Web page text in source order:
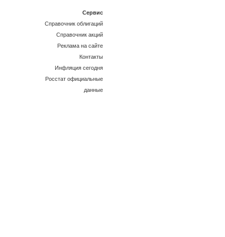
Сервис
Справочник облигаций
Справочник акций
Реклама на сайте
Контакты
Инфляция сегодня
Росстат официальные
данные